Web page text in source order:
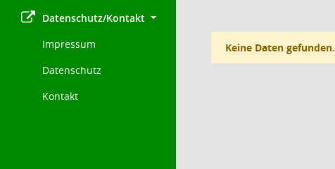
Datenschutz/Kontakt
Impressum
Datenschutz
Kontakt
Keine Daten gefunden.